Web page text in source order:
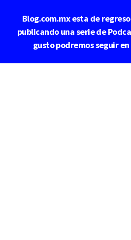
contenido
Blog.com.mx esta de
publicando una serie de
gusto podremos seguir